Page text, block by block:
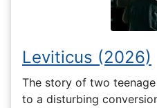
Leviticus (2026)
The story of two
to a disturbing